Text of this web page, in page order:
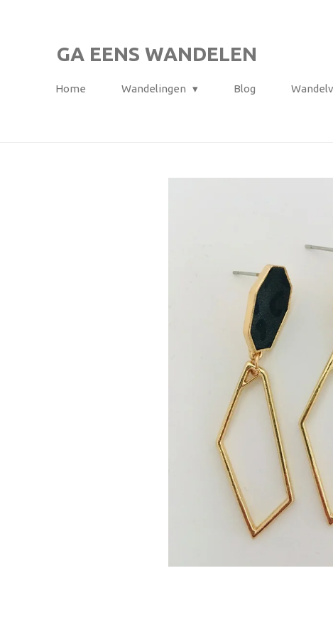
hoofdinhoud
GA EENS WANDELEN
Home Wandelingen Blog